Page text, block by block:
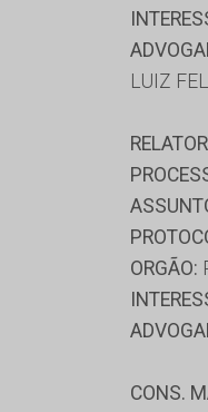
LUIZ
ORGÃO:
CONS.